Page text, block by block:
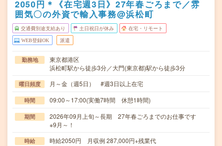
2050円＊《在宅週3日》27年春ごろまで／雰
囲気〇の外資で輸入事務@浜松町
交通費別途支給あり 土日祝日が休み 在宅・リモート
WEB登録OK 派遣
勤務地
東京都港区
浜松町駅から徒歩3分／大門(東京都)駅から徒歩3分
曜日頻度 月～金（週5日） #週3日以上在宅
時間 09:00～17:00(実働7時間 休憩1時間)
期間
2026年09月上旬～長期 27年春ごろまでのお仕事です
※9月～！
時給 時給2050円 月収例 287,000円+残業代